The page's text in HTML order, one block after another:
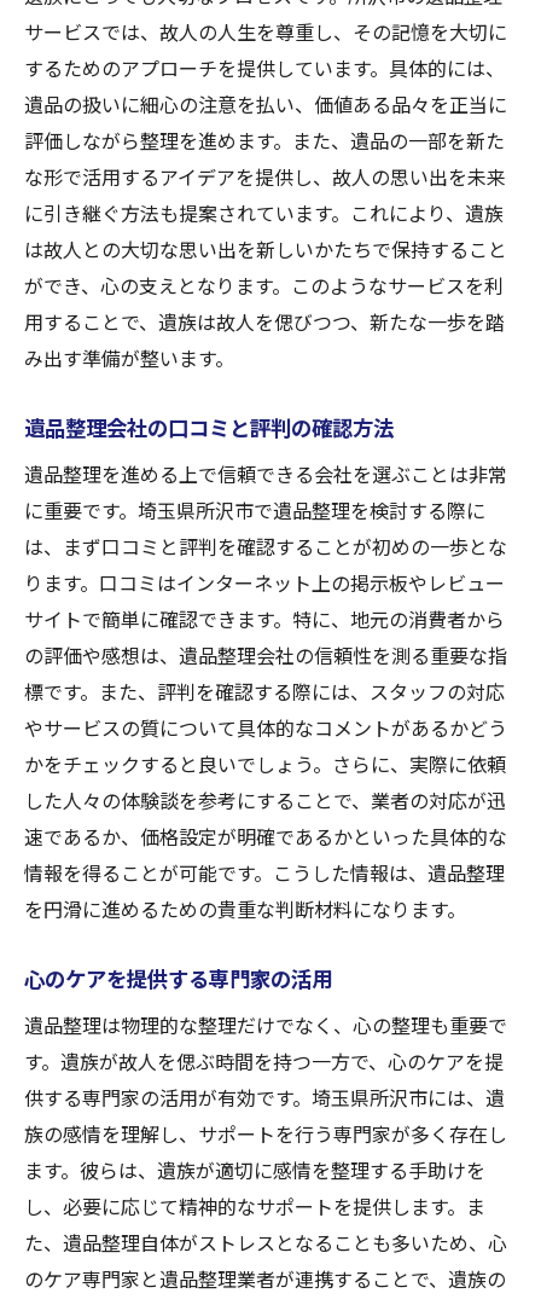
サービスでは、故人の人生を尊重し、その記憶を大切に
するためのアプローチを提供しています。具体的には、
遺品の扱いに細心の注意を払い、価値ある品々を正当に
評価しながら整理を進めます。また、遺品の一部を新た
な形で活用するアイデアを提供し、故人の思い出を未来
に引き継ぐ方法も提案されています。これにより、遺族
は故人との大切な思い出を新しいかたちで保持すること
ができ、心の支えとなります。このようなサービスを利
用することで、遺族は故人を偲びつつ、新たな一歩を踏
み出す準備が整います。
遺品整理会社の口コミと評判の確認方法
遺品整理を進める上で信頼できる会社を選ぶことは非常
に重要です。埼玉県所沢市で遺品整理を検討する際に
は、まず口コミと評判を確認することが初めの一歩とな
ります。口コミはインターネット上の掲示板やレビュー
サイトで簡単に確認できます。特に、地元の消費者から
の評価や感想は、遺品整理会社の信頼性を測る重要な指
標です。また、評判を確認する際には、スタッフの対応
やサービスの質について具体的なコメントがあるかどう
かをチェックすると良いでしょう。さらに、実際に依頼
した人々の体験談を参考にすることで、業者の対応が迅
速であるか、価格設定が明確であるかといった具体的な
情報を得ることが可能です。こうした情報は、遺品整理
を円滑に進めるための貴重な判断材料になります。
心のケアを提供する専門家の活用
遺品整理は物理的な整理だけでなく、心の整理も重要で
す。遺族が故人を偲ぶ時間を持つ一方で、心のケアを提
供する専門家の活用が有効です。埼玉県所沢市には、遺
族の感情を理解し、サポートを行う専門家が多く存在し
ます。彼らは、遺族が適切に感情を整理する手助けを
し、必要に応じて精神的なサポートを提供します。ま
た、遺品整理自体がストレスとなることも多いため、心
のケア専門家と遺品整理業者が連携することで、遺族の